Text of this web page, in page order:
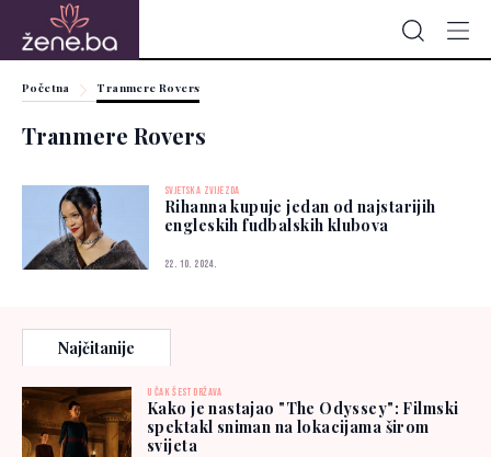
Početna Tranmere Rovers
Tranmere Rovers
SVJETSKA ZVIJEZDA
Rihanna kupuje jedan od najstarijih
engleskih fudbalskih klubova
22. 10. 2024.
Najčitanije
U ČAK ŠEST DRŽAVA
Kako je nastajao "The Odyssey": Filmski
spektakl sniman na lokacijama širom
svijeta